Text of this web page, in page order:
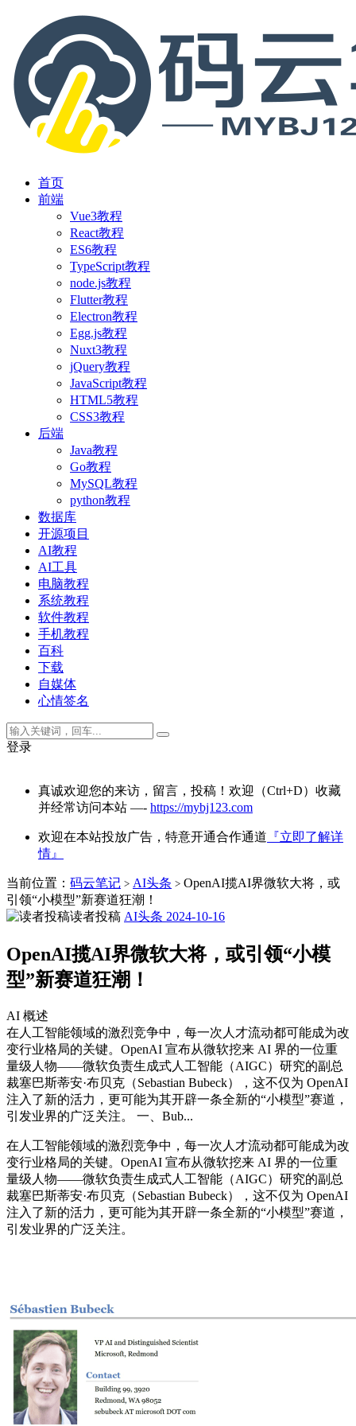
首页
前端
Vue3教程
React教程
ES6教程
TypeScript教程
node.js教程
Flutter教程
Electron教程
Egg.js教程
Nuxt3教程
jQuery教程
JavaScript教程
HTML5教程
CSS3教程
后端
Java教程
Go教程
MySQL教程
python教程
数据库
开源项目
AI教程
AI工具
电脑教程
系统教程
软件教程
手机教程
百科
下载
自媒体
心情签名
登录
真诚欢迎您的来访，留言，投稿！欢迎（Ctrl+D）收藏
并经常访问本站 —- https://mybj123.com
欢迎在本站投放广告，特意开通合作通道 『立即了解详
情』
当前位置： 码云笔记 > AI头条 > OpenAI揽AI界微软大将，或
引领“小模型”新赛道狂潮！
读者投稿 AI头条 2024-10-16
OpenAI揽AI界微软大将，或引领“小模
型”新赛道狂潮！
AI 概述
在人工智能领域的激烈竞争中，每一次人才流动都可能成为改
变行业格局的关键。OpenAI 宣布从微软挖来 AI 界的一位重
量级人物——微软负责生成式人工智能（AIGC）研究的副总
裁塞巴斯蒂安·布贝克（Sebastian Bubeck），这不仅为 OpenAI
注入了新的活力，更可能为其开辟一条全新的“小模型”赛道，
引发业界的广泛关注。 一、Bub...
在人工智能领域的激烈竞争中，每一次人才流动都可能成为改
变行业格局的关键。OpenAI 宣布从微软挖来 AI 界的一位重
量级人物——微软负责生成式人工智能（AIGC）研究的副总
裁塞巴斯蒂安·布贝克（Sebastian Bubeck），这不仅为 OpenAI
注入了新的活力，更可能为其开辟一条全新的“小模型”赛道，
引发业界的广泛关注。